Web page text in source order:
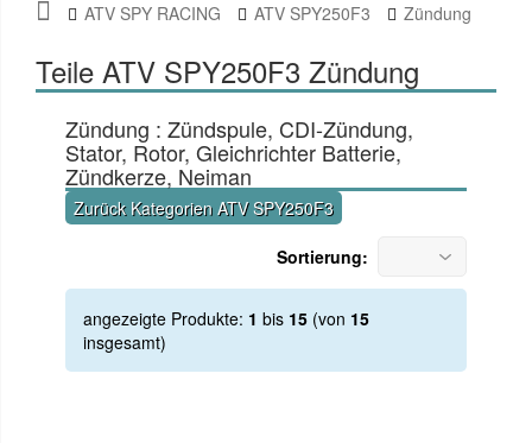
ATV SPY RACING ATV SPY250F3 Zündung
Teile ATV SPY250F3 Zündung
Zündung : Zündspule, CDI-Zündung,
Stator, Rotor, Gleichrichter Batterie,
Zündkerze, Neiman
Zurück Kategorien ATV SPY250F3
Sortierung:
angezeigte Produkte: 1 bis 15 (von 15
insgesamt)